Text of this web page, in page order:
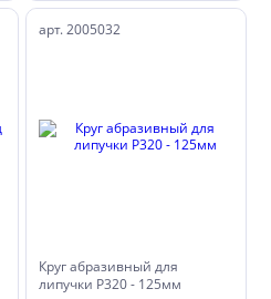
арт. 2005032
Круг абразивный для
липучки Р320 - 125мм